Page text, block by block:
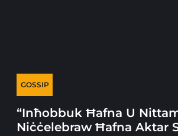
GOSSIP
“Inħobbuk Ħafna U
Niċċelebraw Ħafna Aktar